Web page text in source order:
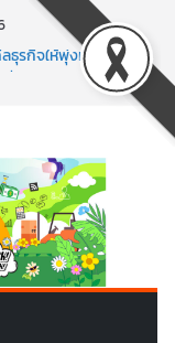
รกิจให้พุ่งทะยาน
AI!
ก็ต้องสตรอง!